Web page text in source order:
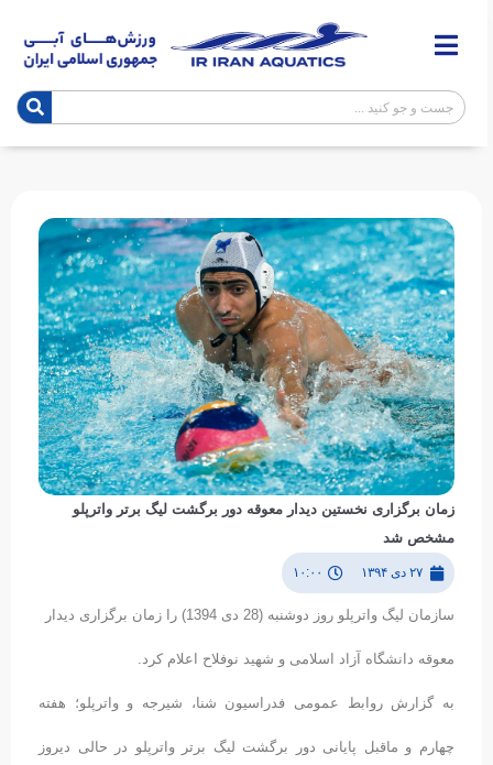
زمان برگزاری نخستین دیدار معوقه دور برگشت لیگ برتر واترپلو
مشخص شد
۲۷ دی ۱۳۹۴ ۱۰:۰۰
سازمان لیگ واترپلو روز دوشنبه (28 دی 1394) را زمان برگزاری دیدار
معوقه دانشگاه آزاد اسلامی و شهید نوفلاح اعلام کرد.
به گزارش روابط عمومی فدراسیون شنا، شیرجه و واترپلو؛ هفته
چهارم و ماقبل پایانی دور برگشت لیگ برتر واترپلو در حالی دیروز